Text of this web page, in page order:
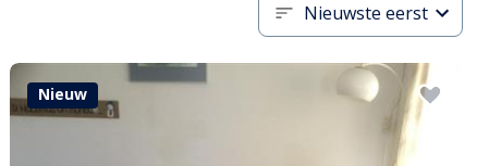
Nieuwste eerst
Nieuw